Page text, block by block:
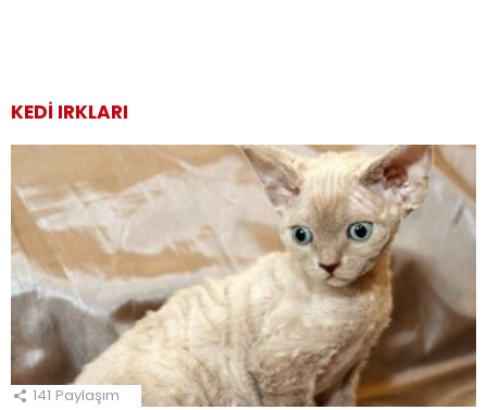
KEDI IRKLARI
141 Paylaşım